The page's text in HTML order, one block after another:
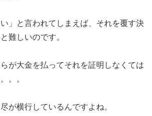
い」と言われてしまえば、それを覆す決
難しいのです。
が大金を払ってそれを証明しなくては
。。
が横行しているんですよね。